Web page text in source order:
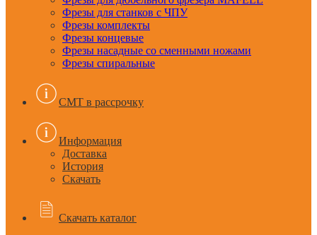
Фрезы для станков с ЧПУ
Фрезы комплекты
Фрезы концевые
Фрезы насадные со сменными ножами
Фрезы спиральные
CMT в рассрочку
Информация
Доставка
История
Скачать
Скачать каталог